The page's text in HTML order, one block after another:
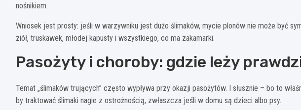
nośnikiem.
Wniosek jest prosty: jeśli w warzywniku jest dużo ślimaków, mycie plonów nie może być
ziół, truskawek, młodej kapusty i wszystkiego, co ma zakamarki.
Pasożyty i choroby: gdzie leży
Temat „ślimaków trujących” często wypływa przy okazji pasożytów. I słusznie – bo to
by traktować ślimaki nagie z ostrożnością, zwłaszcza jeśli w domu są dzieci albo psy.